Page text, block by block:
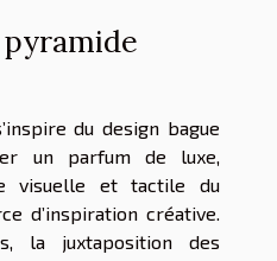
du design bague
un parfum de luxe,
visuelle et tactile du
d’inspiration créative.
la juxtaposition des